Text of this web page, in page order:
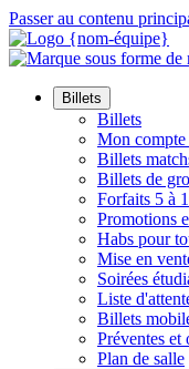
Passer au contenu
Billets
Billets
Mon compte
Billets
Billets de
Forfaits 5 à
Promotions
Habs pour
Mise en
Soirées
Liste
Billets
Préventes et
Plan de salle